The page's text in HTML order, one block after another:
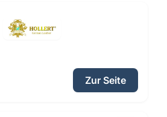
Zur Seite